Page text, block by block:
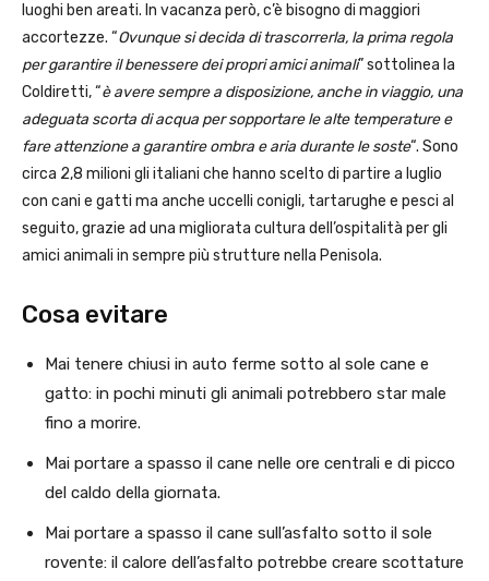
luoghi ben areati. In vacanza però, c’è bisogno di maggiori
accortezze. “Ovunque si decida di trascorrerla, la prima regola
per garantire il benessere dei propri amici animali” sottolinea la
Coldiretti, “è avere sempre a disposizione, anche in viaggio, una
adeguata scorta di acqua per sopportare le alte temperature e
fare attenzione a garantire ombra e aria durante le soste“. Sono
circa 2,8 milioni gli italiani che hanno scelto di partire a luglio
con cani e gatti ma anche uccelli conigli, tartarughe e pesci al
seguito, grazie ad una migliorata cultura dell’ospitalità per gli
amici animali in sempre più strutture nella Penisola.
Cosa evitare
Mai tenere chiusi in auto ferme sotto al sole cane e
gatto: in pochi minuti gli animali potrebbero star male
fino a morire.
Mai portare a spasso il cane nelle ore centrali e di picco
del caldo della giornata.
Mai portare a spasso il cane sull’asfalto sotto il sole
rovente: il calore dell’asfalto potrebbe creare scottature